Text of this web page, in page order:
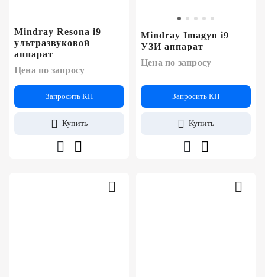
Mindray Resona i9
ультразвуковой
аппарат
Цена по запросу
Запросить КП
Купить
Mindray Imagyn i9
УЗИ аппарат
Цена по запросу
Запросить КП
Купить